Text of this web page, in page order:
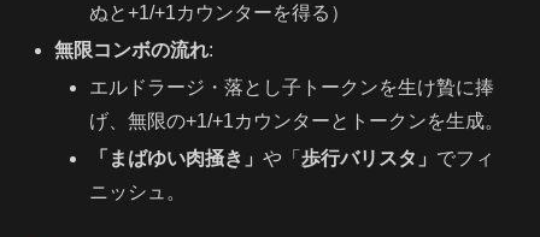
ぬと+1/+1カウンターを得る）
無限コンボの流れ:
エルドラージ・落とし子トークンを生け贄に捧
げ、無限の+1/+1カウンターとトークンを生成。
「まばゆい肉掻き」や「歩行バリスタ」 でフィ
ニッシュ。